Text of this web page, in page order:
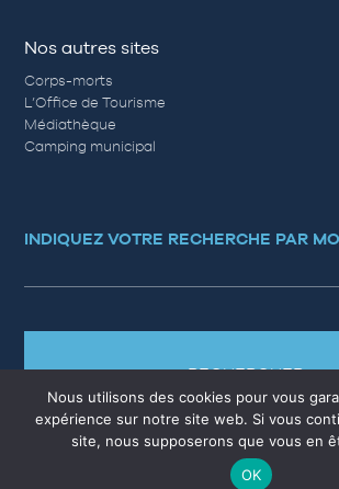
Nos autres sites
Corps-morts
L’Office de Tourisme
Médiathèque
Camping municipal
INDIQUEZ VOTRE RECHERCHE PAR
RECHERCHER
QUESTIONS
Nous utilisons des cookies pour vous
expérience sur notre site web. Si vous
site, nous supposerons que vous en
OK